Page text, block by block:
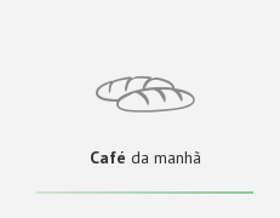
Café da manhã